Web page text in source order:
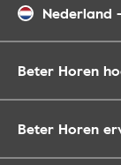
Nederland -
Beter Horen
Beter Horen